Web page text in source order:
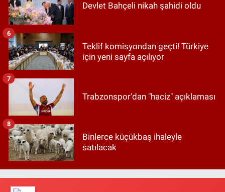
Devlet Bahçeli nikah şahidi oldu
Teklif komisyondan geçti! Türkiye
için yeni sayfa açılıyor
6
Trabzonspor'dan "haciz" açıklaması
7
Binlerce küçükbaş ihaleyle
satılacak
8